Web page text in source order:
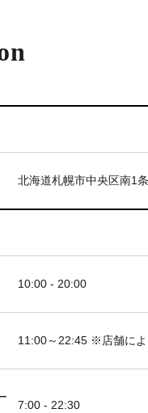
北海道札幌市中央区南1
10:00 - 20:00
11:00～22:45 ※店舗によ
7:00 - 22:30